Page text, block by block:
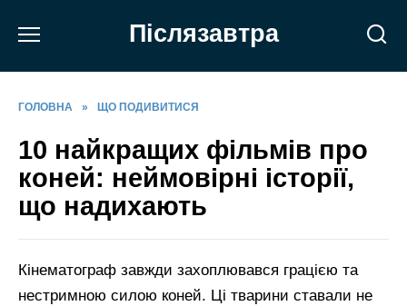
Післязавтра
ГОЛОВНА » ЩО ПОДИВИТИСЯ
10 найкращих фільмів про
коней: неймовірні історії,
що надихають
Кінематограф завжди захоплювався грацією та
нестримною силою коней. Ці тварини ставали не